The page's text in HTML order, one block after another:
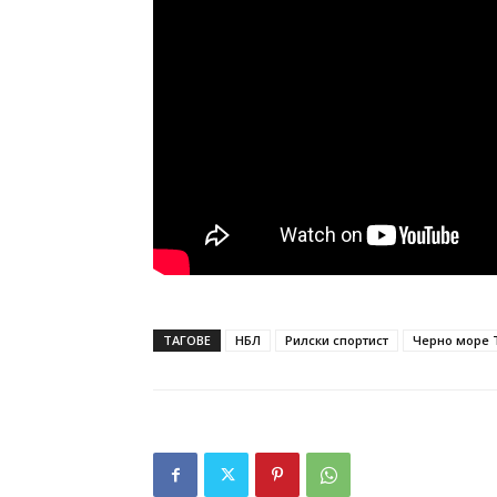
ТАГОВЕ НБЛ Рилски спортист Черно море